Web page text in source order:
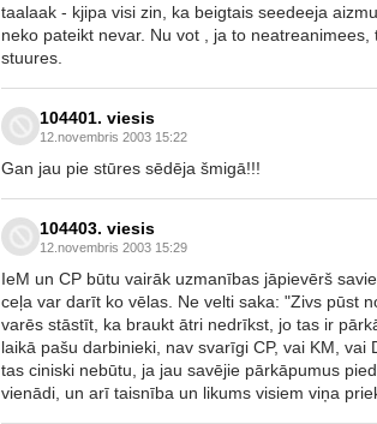
taalaak - kjipa visi zin, ka beigtais seedeeja
neko pateikt nevar. Nu vot , ja to
stuures.
104401. viesis
12.novembris 2003 15:22
Gan jau pie stūres sēdēja šmigā!!!
104403. viesis
12.novembris 2003 15:29
IeM un CP būtu vairāk uzmanības jāpievērš
ceļa var darīt ko vēlas. Ne velti saka: "Zivs pūst
varēs stāstīt, ka braukt ātri nedrīkst, jo tas ir
laikā pašu darbinieki, nav svarīgi CP, vai KM, vai
tas ciniski nebūtu, ja jau savējie pārkāpumus
vienādi, un arī taisnība un likums visiem viņa